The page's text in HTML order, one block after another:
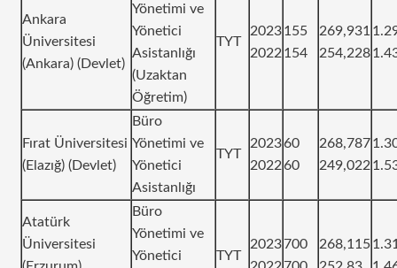
Ankara
Üniversitesi
(Ankara) (Devlet)
Yönetimi ve
Yönetici
Asistanlığı
(Uzaktan
Öğretim)
TYT
2023
2022
155
154
269,931
254,228
Fırat Üniversitesi
(Elazığ) (Devlet)
Büro
Yönetimi ve
Yönetici
Asistanlığı
TYT
2023
2022
60
60
268,787
249,022
Atatürk
Üniversitesi
Büro
Yönetimi ve
Yönetici
TYT
2023700
268,115